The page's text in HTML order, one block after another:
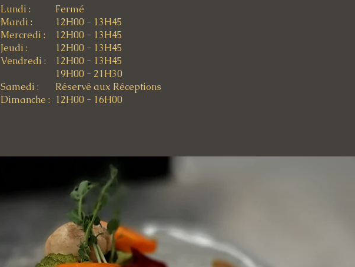
Lundi :
Mardi :
Mercredi :
Jeudi :
Vendredi :
Samedi :
Dimanche :
Fermé
12H00 - 13H45
12H00 - 13H45
12H00 - 13H45
12H00 - 13H45
19H00 - 21H30
Réservé aux Réceptions
12H00 - 16H00